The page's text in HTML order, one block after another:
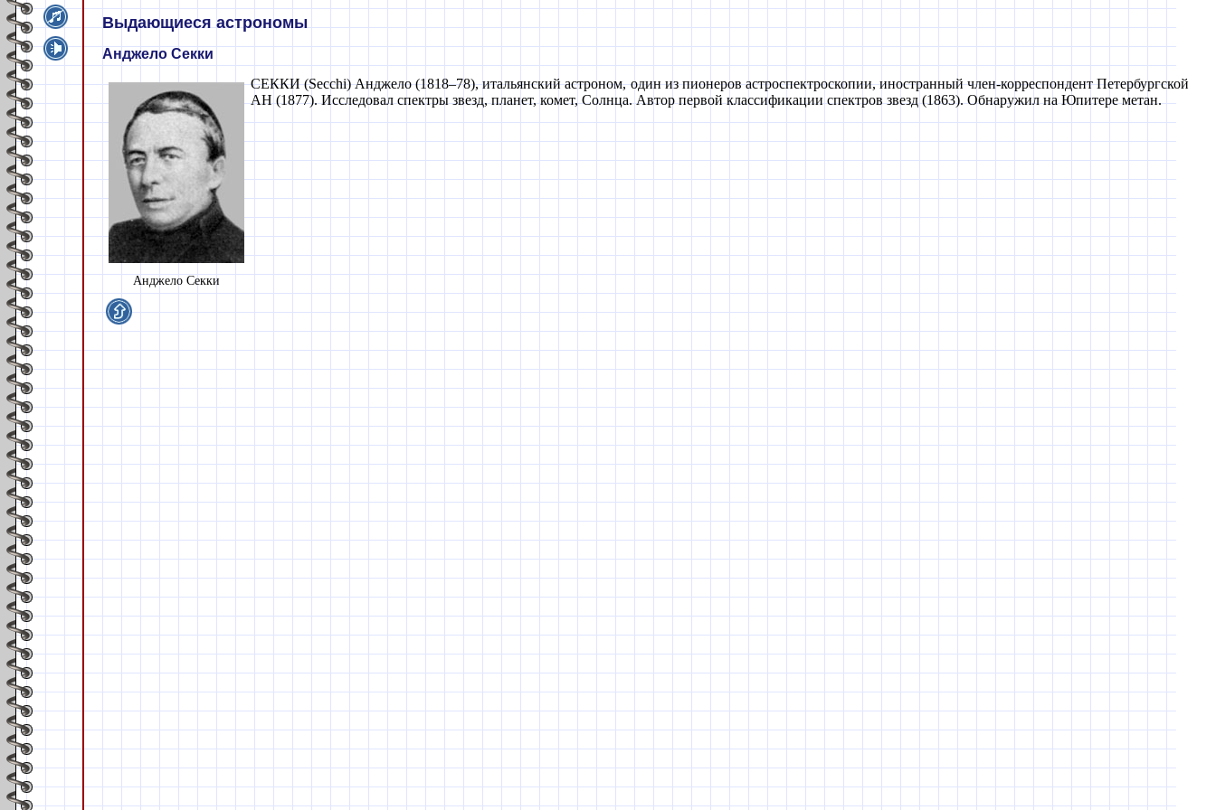
Выдающиеся астрономы
Анджело Секки
Анджело Секки
СЕККИ (Secchi) Анджело (1818–78), итальянский астроном, один из пионеров астроспектроскопии, иностранный член-корреспондент Петербургской
АН (1877). Исследовал спектры звезд, планет, комет, Солнца. Автор первой классификации спектров звезд (1863). Обнаружил на Юпитере метан.